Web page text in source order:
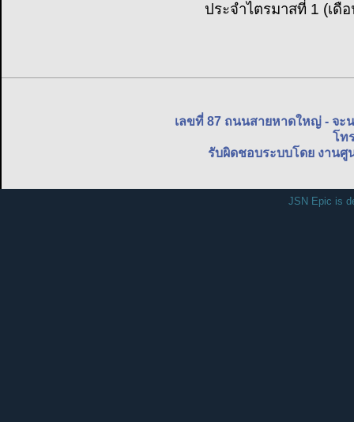
ประจำไตรมาสที่ 1 (เดื
เลขที่ 87 ถนนสายหาดใหญ่ - จ
โท
รับผิดชอบระบบโดย งาน
JSN Epic is